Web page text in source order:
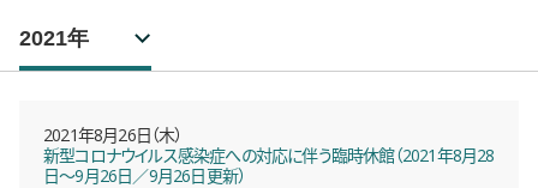
年別お知らせ一覧
選択するとページが移動します。
2021年8月26日（木）
新型コロナウイルス感染症への対応に伴う臨時休館（2021年8月28
日〜9月26日／9月26日更新）